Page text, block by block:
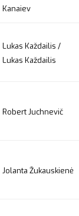
Kanaiev
Lukas Každailis /
Lukas Každailis
Robert Juchnevič
Jolanta Žukauskienė